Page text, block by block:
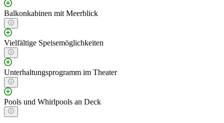
Balkonkabinen mit Meerblick
Vielfältige Speisemöglichkeiten
Unterhaltungsprogramm im Theater
Pools und Whirlpools an Deck